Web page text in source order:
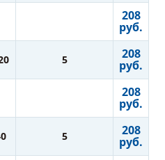
208
руб.
5 208
руб.
208
руб.
5 208
руб.